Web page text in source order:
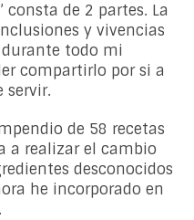
consta de 2 partes. La
y vivencias
todo mi
compartirlo por si a
servir.
de 58 recetas
a realizar el cambio
desconocidos
he incorporado en